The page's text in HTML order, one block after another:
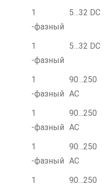
1
-фазный
5…32 DC
1
-фазный
5…32 DC
1
-фазный
90…250
AC
1
-фазный
90…250
AC
1
-фазный
90…250
AC
1
90…250